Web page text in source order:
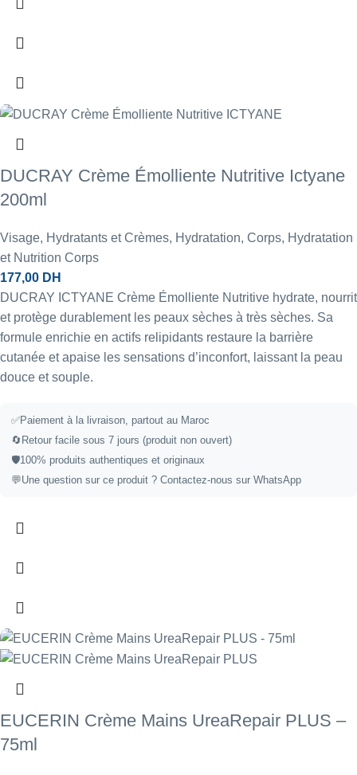
DUCRAY Crème Émolliente Nutritive Ictyane
200ml
Visage, Hydratants et Crèmes, Hydratation, Corps, Hydratation
et Nutrition Corps
177,00 DH
DUCRAY ICTYANE Crème Émolliente Nutritive hydrate, nourrit
et protège durablement les peaux sèches à très sèches. Sa
formule enrichie en actifs relipidants restaure la barrière
cutanée et apaise les sensations d’inconfort, laissant la peau
douce et souple.
✅Paiement à la livraison, partout au Maroc
🔄Retour facile sous 7 jours (produit non ouvert)
🛡️100% produits authentiques et originaux
💬Une question sur ce produit ? Contactez-nous sur WhatsApp
EUCERIN Crème Mains UreaRepair PLUS –
75ml